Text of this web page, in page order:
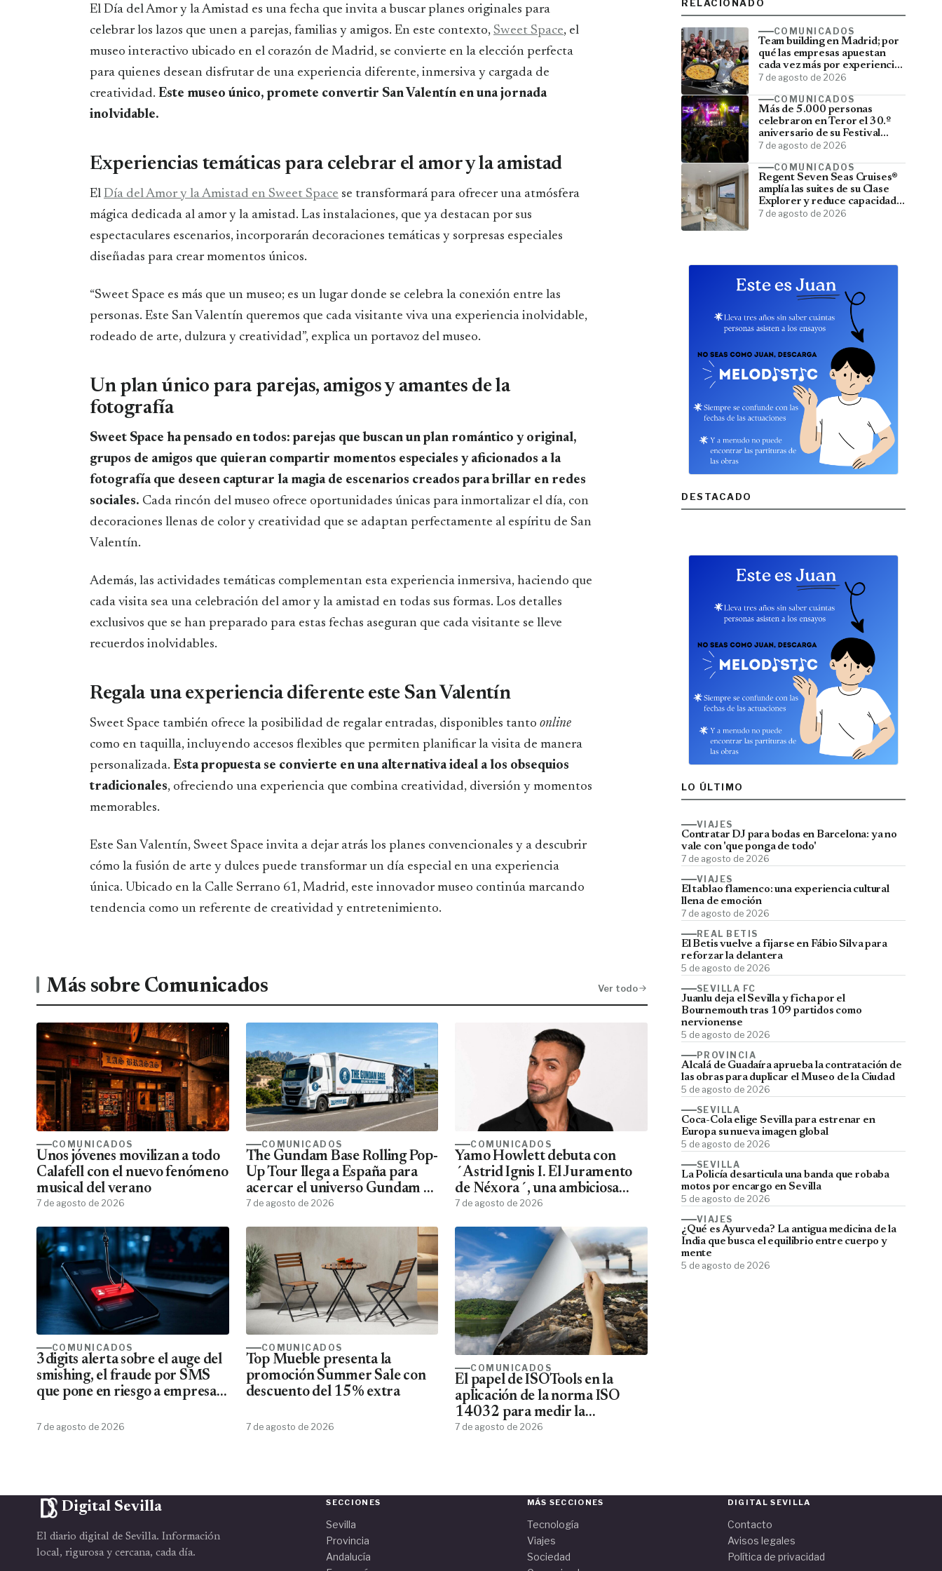
El Día del Amor y la Amistad es una fecha que invita a buscar planes originales para
celebrar los lazos que unen a parejas, familias y amigos. En este contexto, Sweet Space, el
museo interactivo ubicado en el corazón de Madrid, se convierte en la elección perfecta
para quienes desean disfrutar de una experiencia diferente, inmersiva y cargada de
creatividad. Este museo único, promete convertir San Valentín en una jornada
inolvidable.
Experiencias temáticas para celebrar el amor y la amistad
El Día del Amor y la Amistad en Sweet Space se transformará para ofrecer una atmósfera
mágica dedicada al amor y la amistad. Las instalaciones, que ya destacan por sus
espectaculares escenarios, incorporarán decoraciones temáticas y sorpresas especiales
diseñadas para crear momentos únicos.
“Sweet Space es más que un museo; es un lugar donde se celebra la conexión entre las
personas. Este San Valentín queremos que cada visitante viva una experiencia inolvidable,
rodeado de arte, dulzura y creatividad”, explica un portavoz del museo.
Un plan único para parejas, amigos y amantes de la
fotografía
Sweet Space ha pensado en todos: parejas que buscan un plan romántico y original,
grupos de amigos que quieran compartir momentos especiales y aficionados a la
fotografía que deseen capturar la magia de escenarios creados para brillar en redes
sociales. Cada rincón del museo ofrece oportunidades únicas para inmortalizar el día, con
decoraciones llenas de color y creatividad que se adaptan perfectamente al espíritu de San
Valentín.
Además, las actividades temáticas complementan esta experiencia inmersiva, haciendo que
cada visita sea una celebración del amor y la amistad en todas sus formas. Los detalles
exclusivos que se han preparado para estas fechas aseguran que cada visitante se lleve
recuerdos inolvidables.
Regala una experiencia diferente este San Valentín
Sweet Space también ofrece la posibilidad de regalar entradas, disponibles tanto online
como en taquilla, incluyendo accesos flexibles que permiten planificar la visita de manera
personalizada. Esta propuesta se convierte en una alternativa ideal a los obsequios
tradicionales, ofreciendo una experiencia que combina creatividad, diversión y momentos
memorables.
Este San Valentín, Sweet Space invita a dejar atrás los planes convencionales y a descubrir
cómo la fusión de arte y dulces puede transformar un día especial en una experiencia
única. Ubicado en la Calle Serrano 61, Madrid, este innovador museo continúa marcando
tendencia como un referente de creatividad y entretenimiento.
Más sobre Comunicados Ver todo
COMUNICADOS
Unos jóvenes movilizan a todo
Calafell con el nuevo fenómeno
musical del verano
7 de agosto de 2026
COMUNICADOS
The Gundam Base Rolling Pop-
Up Tour llega a España para
acercar el universo Gundam a
todos los fans
7 de agosto de 2026
COMUNICADOS
Yamo Howlett debuta con
´Astrid Ignis I. El Juramento
de Néxora´, una ambiciosa
saga de fantasía y ciencia
7 de agosto de 2026
COMUNICADOS
3digits alerta sobre el auge del
smishing, el fraude por SMS
que pone en riesgo a empresas
7 de agosto de 2026
COMUNICADOS
Top Mueble presenta la
promoción Summer Sale con
descuento del 15% extra
7 de agosto de 2026
COMUNICADOS
El papel de ISOTools en la
aplicación de la norma ISO
14032 para medir la
sostenibilidad empresarial
7 de agosto de 2026
RELACIONADO
COMUNICADOS
Team building en Madrid; por
qué las empresas apuestan
cada vez más por experiencias
que fortalecen sus equipos
7 de agosto de 2026
COMUNICADOS
Más de 5.000 personas
celebraron en Teror el 30.º
aniversario de su Festival
Latino
7 de agosto de 2026
COMUNICADOS
Regent Seven Seas Cruises®
amplía las suites de su Clase
Explorer y reduce capacidad;
menos pasajeros, más espacio
7 de agosto de 2026
DESTACADO
LO ÚLTIMO
VIAJES
Contratar DJ para bodas en Barcelona: ya no
vale con 'que ponga de todo'
7 de agosto de 2026
VIAJES
El tablao flamenco: una experiencia cultural
llena de emoción
7 de agosto de 2026
REAL BETIS
El Betis vuelve a fijarse en Fábio Silva para
reforzar la delantera
5 de agosto de 2026
SEVILLA FC
Juanlu deja el Sevilla y ficha por el
Bournemouth tras 109 partidos como
nervionense
5 de agosto de 2026
PROVINCIA
Alcalá de Guadaíra aprueba la contratación de
las obras para duplicar el Museo de la Ciudad
5 de agosto de 2026
SEVILLA
Coca-Cola elige Sevilla para estrenar en
Europa su nueva imagen global
5 de agosto de 2026
SEVILLA
La Policía desarticula una banda que robaba
motos por encargo en Sevilla
5 de agosto de 2026
VIAJES
¿Qué es Ayurveda? La antigua medicina de la
India que busca el equilibrio entre cuerpo y
mente
5 de agosto de 2026
Digital Sevilla
El diario digital de Sevilla. Información
local, rigurosa y cercana, cada día.
SECCIONES
Sevilla
Provincia
Andalucía
MÁS SECCIONES
Tecnología
Viajes
Sociedad
DIGITAL SEVILLA
Contacto
Avisos legales
Política de privacidad